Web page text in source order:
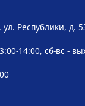
Республики, д.
14:00, сб-вс -